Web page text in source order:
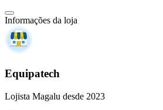
Informações da loja
Equipatech
Lojista Magalu desde 2023